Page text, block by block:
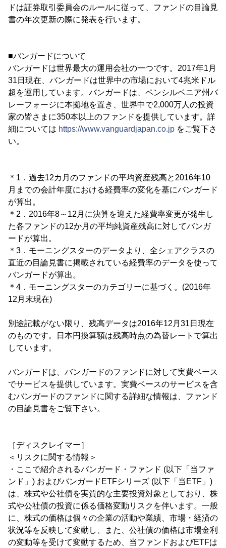
ドは証券取引委員会のルールに従って、ファンドの目論見
書の年次更新の際に発表を行います。
■バンガードについて
バンガードは世界最大の運用会社の一つです。2017年1月
31日現在、バンガードは世界中の市場において4兆米ドル
超を運用しています。バンガードは、ペンシルベニア州バ
レーフォージに本拠地を置き、世界中で2,000万人の投資
家の皆さまに350本以上のファンドを提供しています。詳
細については https://www.vanguardjapan.co.jp をご覧下さ
い。
＊1．過去12カ月のファンドの平均資産残高と2016年10
月までの会計年度における経費率の変化を基にバンガード
が算出。
＊2．2016年8～12月に決算を迎えた経費率変更が発生し
た各ファンドの12か月の平均純資産残高に対してバンガ
ードが算出。
＊3．モーニングスターのデータより、全シェアクラスの
直近の目論見書に掲載されている経費率のデータを使って
バンガードが算出。
＊4．モーニングスターのカテゴリーに基づく。(2016年
12月末現在)
別途記載がない限り、残高データは2016年12月31日現在
のものです。日本円換算額は残高時点の為替レートで算出
しています。
バンガードは、バンガードのファンドに対して実費ベース
でサービスを提供しています。実費ベースのサービスを含
むバンガードのファンドに関する詳細な情報は、ファンド
の目論見書をご覧下さい。
［ディスクレイマー］
＜リスクに関する情報＞
・ここで紹介されるバンガード・ファンド (以下「当ファ
ンド」) およびバンガードETFシリーズ (以下「当ETF」)
は、株式や公社債を実質的な主要投資対象としており、株
式や公社債の投資に係る価格変動リスクを伴います。一般
に、株式の価格は個々の企業の活動や業績、市場・経済の
状況等を反映して変動し、また、公社債の価格は市場金利
の変動等を受けて変動するため、当ファンドおよびETFは